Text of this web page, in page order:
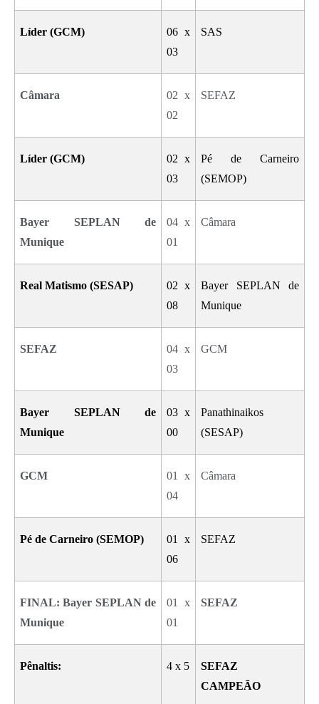
Líder (GCM)
06 x
03
SAS
Câmara
02 x
02
SEFAZ
Líder (GCM)
02 x
03
Pé de Carneiro
(SEMOP)
Bayer SEPLAN de
Munique
04 x
01
Câmara
Real Matismo (SESAP)
02 x
08
Bayer SEPLAN de
Munique
SEFAZ
04 x
03
GCM
Bayer SEPLAN de
Munique
03 x
00
Panathinaikos
(SESAP)
GCM
01 x
04
Câmara
Pé de Carneiro (SEMOP)
01 x
06
SEFAZ
FINAL: Bayer SEPLAN de
Munique
01 x
01
SEFAZ
Pênaltis: 4 x 5
SEFAZ
CAMPEÃO